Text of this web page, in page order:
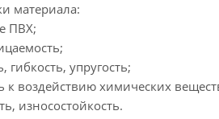
материала:
ПВХ;
гибкость, упругость;
к воздействию химических
износостойкость.